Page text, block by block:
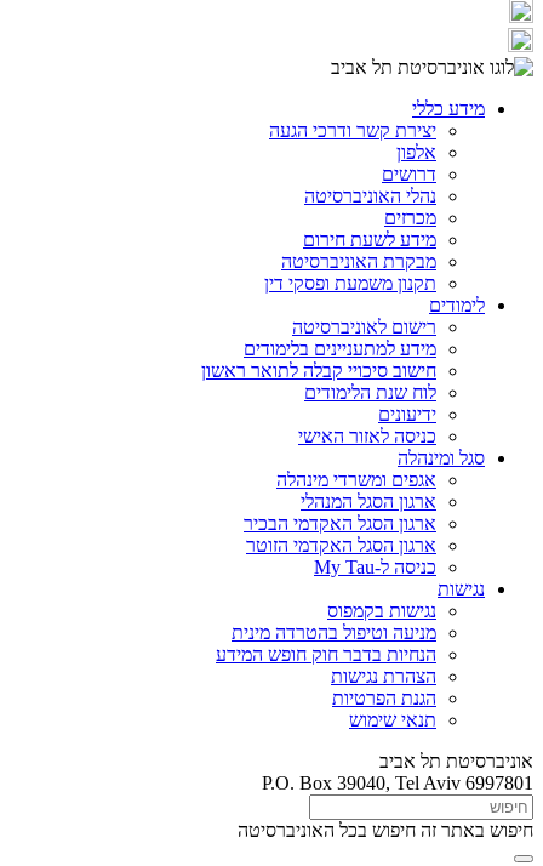
מידע כללי
יצירת קשר ודרכי הגעה
אלפון
דרושים
נהלי האוניברסיטה
מכרזים
מידע לשעת חירום
מבקרת האוניברסיטה
תקנון משמעת ופסקי דין
לימודים
רישום לאוניברסיטה
מידע למתעניינים בלימודים
חישוב סיכויי קבלה לתואר ראשון
לוח שנת הלימודים
ידיעונים
כניסה לאזור האישי
סגל ומינהלה
אגפים ומשרדי מינהלה
ארגון הסגל המנהלי
ארגון הסגל האקדמי הבכיר
ארגון הסגל האקדמי הזוטר
כניסה ל-My Tau
נגישות
נגישות בקמפוס
מניעה וטיפול בהטרדה מינית
הנחיות בדבר חוק חופש המידע
הצהרת נגישות
הגנת הפרטיות
תנאי שימוש
אוניברסיטת תל אביב
P.O. Box 39040, Tel Aviv 6997801
חיפוש באתר זה חיפוש בכל האוניברסיטה